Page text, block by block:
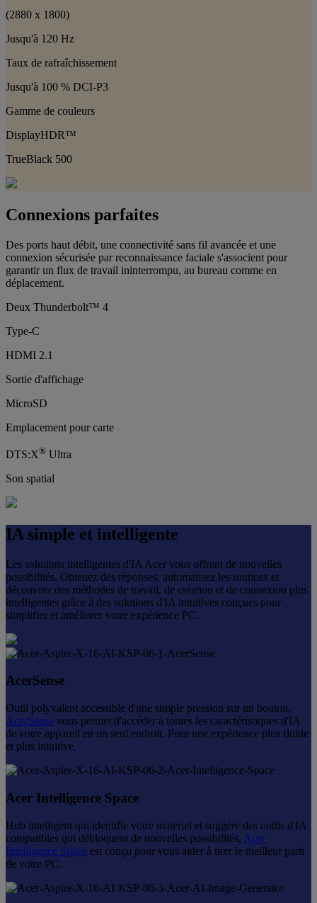
(2880 x 1800)
Jusqu'à 120 Hz
Taux de rafraîchissement
Jusqu'à 100 % DCI-P3
Gamme de couleurs
DisplayHDR™
TrueBlack 500
Connexions parfaites
Des ports haut débit, une connectivité sans fil avancée et une
connexion sécurisée par reconnaissance faciale s'associent pour
garantir un flux de travail ininterrompu, au bureau comme en
déplacement.
Deux Thunderbolt™ 4
Type-C
HDMI 2.1
Sortie d'affichage
MicroSD
Emplacement pour carte
DTS:X® Ultra
Son spatial
IA simple et intelligente
Les solutions intelligentes d'IA Acer vous offrent de nouvelles
possibilités. Obtenez des réponses, automatisez les routines et
découvrez des méthodes de travail, de création et de connexion plus
intelligentes grâce à des solutions d'IA intuitives conçues pour
simplifier et améliorer votre expérience PC.
AcerSense
Outil polyvalent accessible d'une simple pression sur un bouton,
AcerSense vous permet d'accéder à toutes les caractéristiques d'IA
de votre appareil en un seul endroit. Pour une expérience plus fluide
et plus intuitive.
Acer Intelligence Space
Hub intelligent qui identifie votre matériel et suggère des outils d'IA
compatibles qui débloquent de nouvelles possibilités, Acer
Intelligence Space est conçu pour vous aider à tirer le meilleur parti
de votre PC.